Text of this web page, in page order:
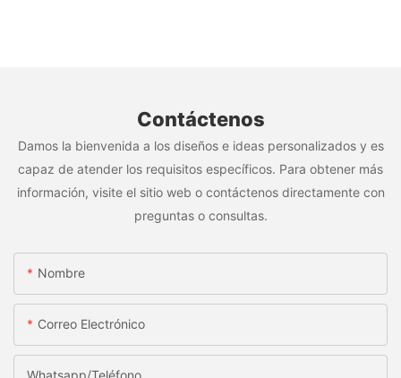
Contáctenos
Damos la bienvenida a los diseños e ideas personalizados y es
capaz de atender los requisitos específicos. Para obtener más
información, visite el sitio web o contáctenos directamente con
preguntas o consultas.
Nombre
Correo Electrónico
Whatsapp/Teléfono